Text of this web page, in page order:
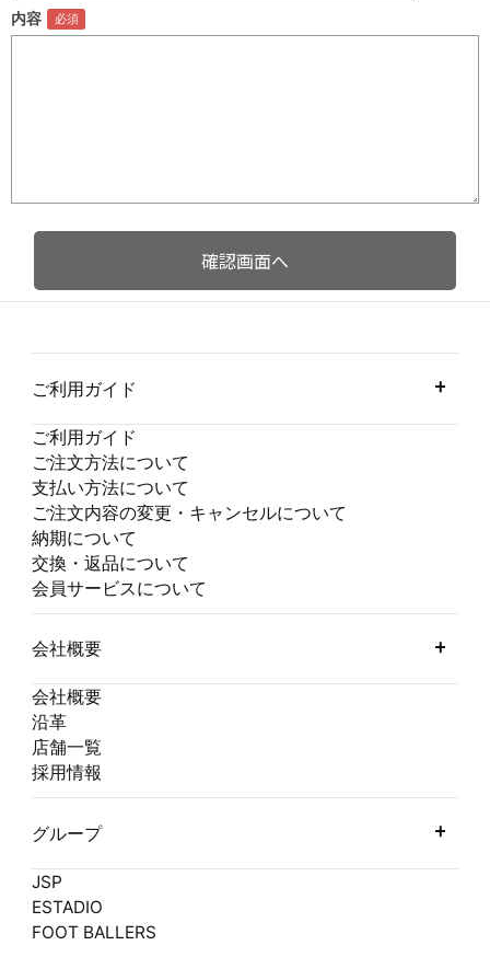
内容
ご利用ガイド
ご利用ガイド
ご注文方法について
支払い方法について
ご注文内容の変更・キャンセルについて
納期について
交換・返品について
会員サービスについて
会社概要
会社概要
沿革
店舗一覧
採用情報
グループ
JSP
ESTADIO
FOOT BALLERS